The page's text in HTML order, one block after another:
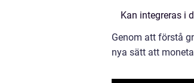
Kan integreras i
Genom att förstå
nya sätt att